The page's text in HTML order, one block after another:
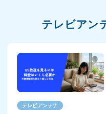
テレビアン
テレビアンテナ